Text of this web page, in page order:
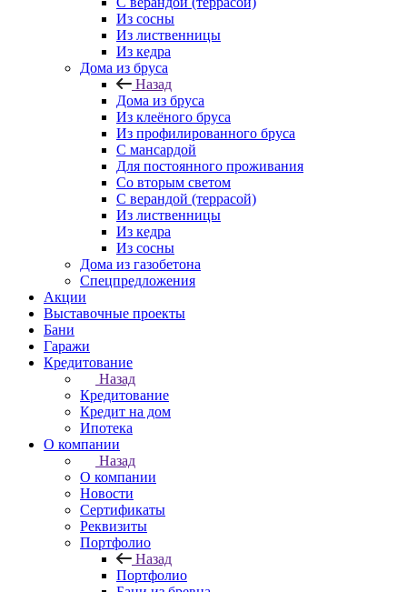
Из сосны
Из лиственницы
Из кедра
Дома из бруса
Назад
Дома из бруса
Из клеёного бруса
Из профилированного бруса
С мансардой
Для постоянного проживания
Со вторым светом
С верандой (террасой)
Из лиственницы
Из кедра
Из сосны
Дома из газобетона
Спецпредложения
Акции
Выставочные проекты
Бани
Гаражи
Кредитование
Назад
Кредитование
Кредит на дом
Ипотека
О компании
Назад
О компании
Новости
Сертификаты
Реквизиты
Портфолио
Назад
Портфолио